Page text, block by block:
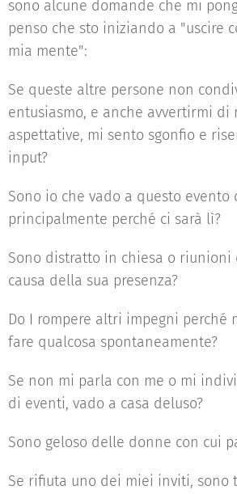
sono alcune domande che mi
penso che sto iniziando a "uscire
mia mente":
Se queste altre persone non
entusiasmo, e anche avvertirmi di
aspettative, mi sento sgonfio e
input?
Sono io che vado a questo evento
principalmente perché ci sarà lì?
Sono distratto in chiesa o riunioni
causa della sua presenza?
Do I rompere altri impegni perché
fare qualcosa spontaneamente?
Se non mi parla con me o mi
di eventi, vado a casa deluso?
Sono geloso delle donne con cui
Se rifiuta uno dei miei inviti, sono